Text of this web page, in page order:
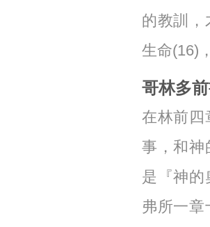
的教訓，
生命(16)
哥林多
在林前四
事，和神
是『神的
弗所一章